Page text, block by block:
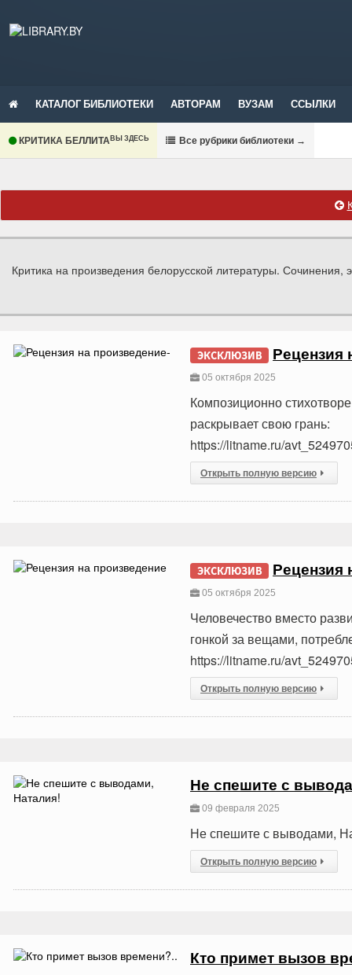
КАТАЛОГ БИБЛИОТЕКИ АВТОРАМ ВУЗАМ ССЫЛКИ
КРИТИКА БЕЛЛИТАВЫ ЗДЕСЬ Все рубрики библиотеки →
Критика на произведения белорусской литературы. Сочинения,
ЭКСКЛЮЗИВ Рецензия
05 октября 2025
Композиционно
раскрывает свою грань:
https://litname.ru/
Открыть полную версию
ЭКСКЛЮЗИВ Рецензия
05 октября 2025
Человечество вместо
гонкой за вещами,
https://litname.ru/
Открыть полную версию
Не спешите с
09 февраля 2025
Не спешите с выводами,
Открыть полную версию
Кто примет вызов